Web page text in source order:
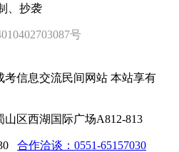
、抄袭
号
考信息交流民间网站 本站享有
区西湖国际广场A812-813
合作洽谈：0551-65157030